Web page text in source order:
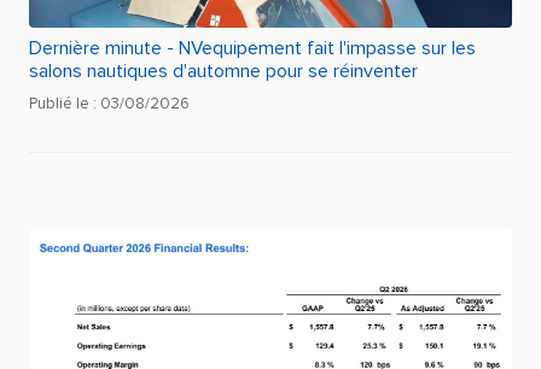
Dernière minute - NVequipement fait l'impasse sur les
salons nautiques d'automne pour se réinventer
Publié le : 03/08/2026